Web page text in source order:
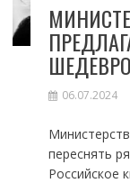
06.07.2024
переснять
Российское